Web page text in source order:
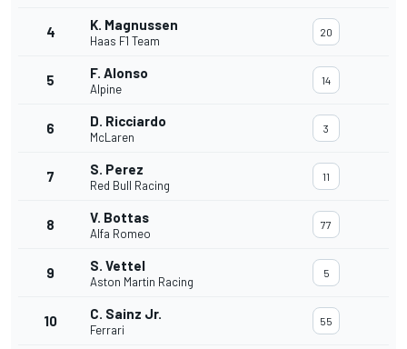
4 K. Magnussen
Haas F1 Team
20
5 F. Alonso
Alpine
14
6 D. Ricciardo
McLaren
3
7 S. Perez
Red Bull Racing
11
8 V. Bottas
Alfa Romeo
77
9 S. Vettel
Aston Martin Racing
5
10 C. Sainz Jr.
Ferrari
55